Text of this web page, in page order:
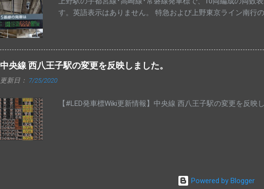
め、珍しいものとなっています。
す。英語表示はありません。 特急および上野東京ライン南行
中央線 西八王子駅の変更を反映しました。
更新日： 7/25/2020
【#LED発車標Wiki更新情報】中央線 西八王子駅の変更を反
Powered by Blogger